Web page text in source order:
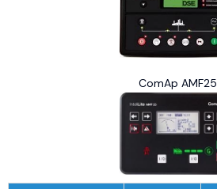
ComAp AMF25